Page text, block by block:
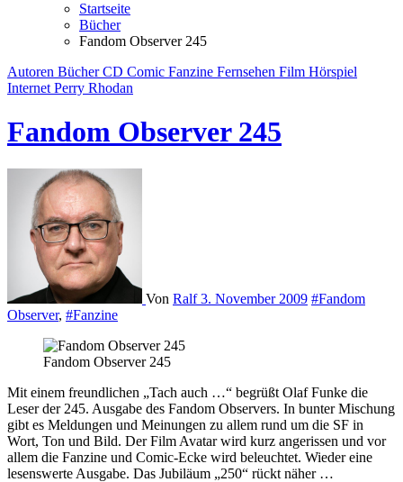
Startseite
Bücher
Fandom Observer 245
Autoren BücherCD Comic Fanzine Fernsehen Film Hörspiel
Internet Perry Rhodan
Fandom Observer 245
Von Ralf3. November 2009 #Fandom
Observer, #Fanzine
Fandom Observer 245
Mit einem freundlichen „Tach auch …“ begrüßt Olaf Funke die
Leser der 245. Ausgabe des Fandom Observers. In bunter Mischung
gibt es Meldungen und Meinungen zu allem rund um die SF in
Wort, Ton und Bild. Der Film Avatar wird kurz angerissen und vor
allem die Fanzine und Comic-Ecke wird beleuchtet. Wieder eine
lesenswerte Ausgabe. Das Jubiläum „250“ rückt näher …